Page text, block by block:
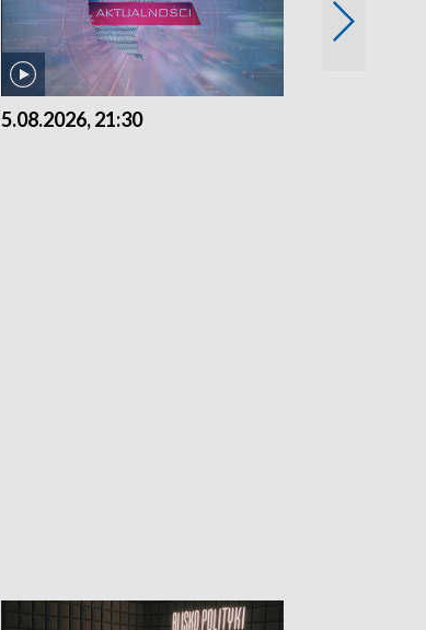
5.08.2026, 21:30